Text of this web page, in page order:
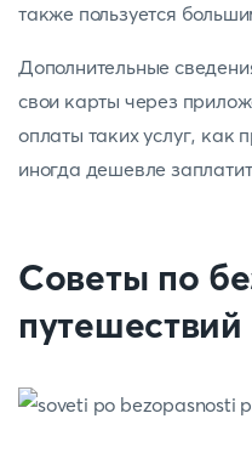
также пользуется
Дополнительные
свои карты через
оплаты таких услуг, как
иногда дешевле
Советы по